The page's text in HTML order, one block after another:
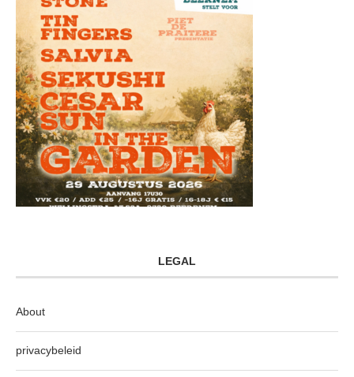
LEGAL
About
privacybeleid